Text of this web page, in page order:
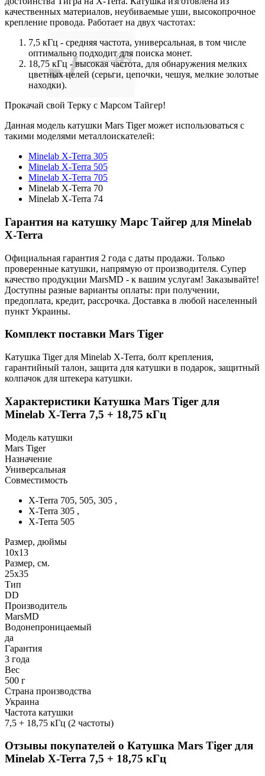
качественных материалов, неубиваемые уши, высокопрочное
крепление провода. Работает на двух частотах:
7,5 кГц - средняя частота, универсальная, в том числе
оптимально подходит для поиска монет.
18,75 кГц - высокая частота, для обнаружения мелких
цветных целей (серьги, цепочки, чешуя, мелкие золотые
находки).
Прокачай свой Терку с Марсом Тайгер!
Данная модель катушки Mars Tiger может использоваться с
такими моделями металлоискателей:
Minelab X-Terra 305
Minelab X-Terra 505
Minelab X-Terra 705
Minelab X-Terra 70
Minelab X-Terra 74
Гарантия на катушку Марс Тайгер для Minelab
X-Terra
Официальная гарантия 2 года с даты продажи. Только
проверенные катушки, напрямую от производителя. Супер
качество продукции MarsMD - к вашим услугам! Заказывайте!
Доступны разные варианты оплаты: при получении,
предоплата, кредит, рассрочка. Доставка в любой населенный
пункт Украины.
Комплект поставки Mars Tiger
Катушка Tiger для Minelab X-Terra, болт крепления,
гарантийный талон, защита для катушки в подарок, защитный
колпачок для штекера катушки.
Характеристики Катушка Mars Tiger для
Minelab X-Terra 7,5 + 18,75 кГц
Модель катушки
Mars Tiger
Назначение
Универсальная
Совместимость
X-Terra 705, 505, 305 ,
X-Terra 305 ,
X-Terra 505
Размер, дюймы
10x13
Размер, см.
25x35
Тип
DD
Производитель
MarsMD
Водонепроницаемый
да
Гарантия
3 года
Вес
500 г
Страна производства
Украина
Частота катушки
7,5 + 18,75 кГц (2 частоты)
Отзывы покупателей о Катушка Mars Tiger для
Minelab X-Terra 7,5 + 18,75 кГц